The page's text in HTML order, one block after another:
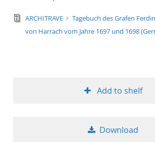
text/
ARCHITRAVE
Tagebuch des Grafen
von Harrach vom Jahre 1697 und 1698
Add to shelf
Download